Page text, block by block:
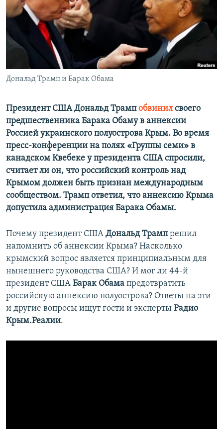
ПОБЕДИТЕЛЕЙ НЕ СУДЯТ?
КРЫМ.НЕПОКОРЕННЫЙ
ELIFBE
УКРАИНСКАЯ ПРОБЛЕМА КРЫМА
ПРИСОЕДИНЯЙТЕСЬ!
Все сайты RFE/RL
Дональд Трамп и Барак Обама
Президент США Дональд Трампобвинилсвоего
предшественника Барака Обаму в аннексии
Россией украинского полуострова Крым. Во время
пресс-конференции на полях «Группы семи» в
канадском Квебеке у президента США спросили,
считает ли он, что российский контроль над
Крымом должен быть признан международным
сообществом. Трамп ответил, что аннексию Крыма
допустила администрация Барака Обамы.
Почему президент США Дональд Трампрешил
напомнить об аннексии Крыма? Насколько
крымский вопрос является принципиальным для
нынешнего руководства США? И мог ли 44-й
президент США Барак Обама предотвратить
российскую аннексию полуострова? Ответы на эти
и другие вопросы ищут гости и эксперты Радио
Крым.Реалии.